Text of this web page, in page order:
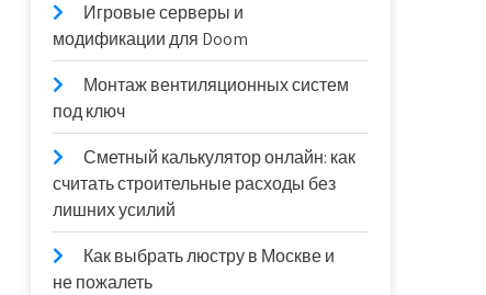
Игровые серверы и
модификации для Doom
Монтаж вентиляционных систем
под ключ
Сметный калькулятор онлайн: как
считать строительные расходы без
лишних усилий
Как выбрать люстру в Москве и
не пожалеть